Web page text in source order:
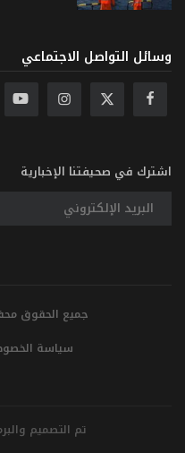
وسائل التواصل الاجتماعي
اشترك في صحيفتنا الإخبارية
جميع الحقوق
سياسة
تم التصميم